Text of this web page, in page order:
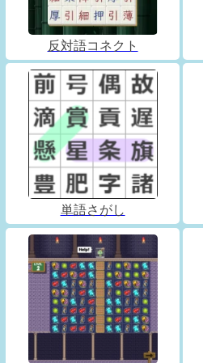
反対語コネクト
単語さがし